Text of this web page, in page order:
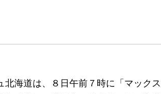
海道は、８日午前７時に「マック